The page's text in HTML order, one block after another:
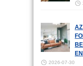
2026-07-30